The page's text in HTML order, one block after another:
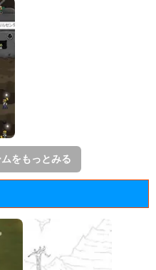
をもっとみる